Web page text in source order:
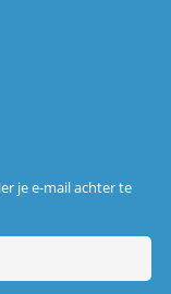
je e-mail achter te